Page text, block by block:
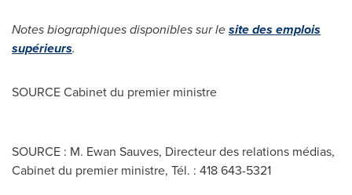
Notes biographiques disponibles sur lesite des emplois
supérieurs.
SOURCE Cabinet du premier ministre
SOURCE : M. Ewan Sauves, Directeur des relations médias,
Cabinet du premier ministre, Tél. : 418 643-5321